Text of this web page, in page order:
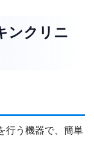
ンクリニ
行う機器で、簡単